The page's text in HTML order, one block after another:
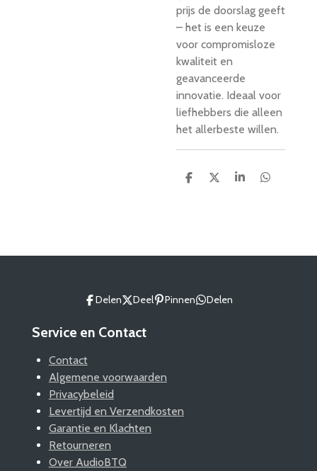
prijs de doorslag geeft
– het is een keuze
voor compromisloze
kwaliteit en
geavanceerde
innovatie. Ideaal voor
liefhebbers die alleen
het allerbeste willen.
D
D
S
D
Delen Deel Pinnen Delen
Service en Contact
Contact
Algemene voorwaarden
Privacybeleid
Levertijd en Verzendkosten
Garantie en Klachten
Retourneren
Over AudioBTQ